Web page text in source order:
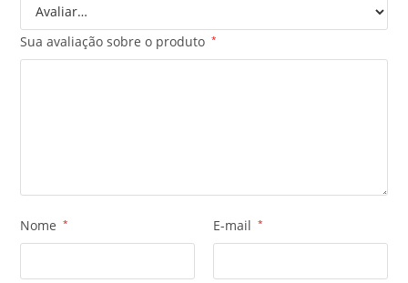
Sua avaliação sobre o produto *
Nome * E-mail *